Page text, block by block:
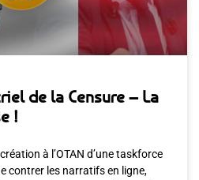
de la Censure – La
!
à l’OTAN d’une taskforce
contrer les narratifs en ligne,